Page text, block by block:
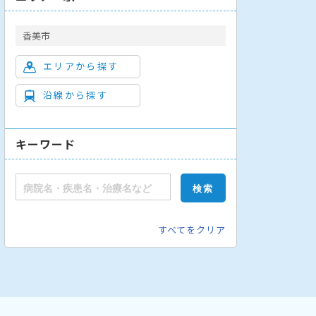
香美市
エリアから探す
沿線から探す
キーワード
すべてをクリア